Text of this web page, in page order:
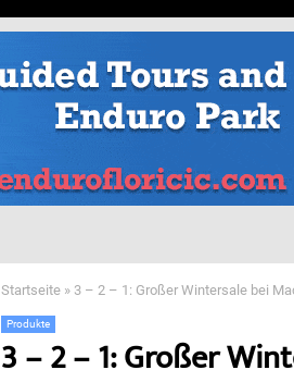
Startseite » 3 – 2 – 1: Großer Wintersale bei
Produkte